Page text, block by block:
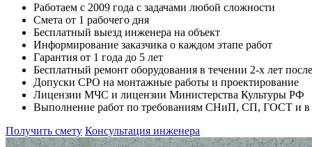
Работаем с 2009 года с задачами любой сложности
Смета от 1 рабочего дня
Бесплатный выезд инженера на объект
Информирование заказчика о каждом этапе работ
Гарантия от 1 года до 5 лет
Бесплатный ремонт оборудования в течении 2-х лет
Допуски СРО на монтажные работы и проектирование
Лицензии МЧС и лицензии Министерства Культуры РФ
Выполнение работ по требованиям СНиП, СП, ГОСТ и в
Получить смету Консультация инженера